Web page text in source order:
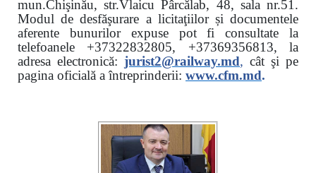
mun.Chişinău, str.Vlaicu Pârcălab, 48, sala nr.51.
Modul de desfăşurare a licitaţiilor și documentele
aferente bunurilor expuse pot fi consultate la
telefoanele +37322832805, +37369356813, la
adresa electronică: jurist2@railway.md, cât şi pe
pagina oficială a întreprinderii: www.cfm.md.